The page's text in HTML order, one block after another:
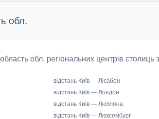
обл.
обл. регіональних центрів столиць
відстань Київ — Лісабон
відстань Київ — Лондон
відстань Київ — Любляна
відстань Київ — Люксембург